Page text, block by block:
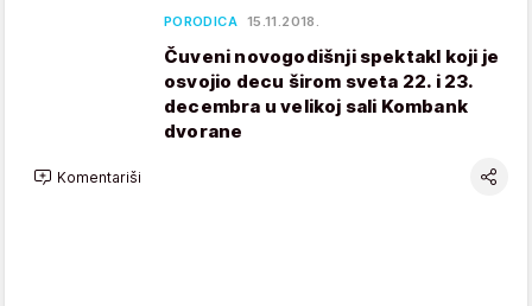
PORODICA 15.11.2018.
Čuveni novogodišnji spektakl koji je
osvojio decu širom sveta 22. i 23.
decembra u velikoj sali Kombank
dvorane
Komentariši